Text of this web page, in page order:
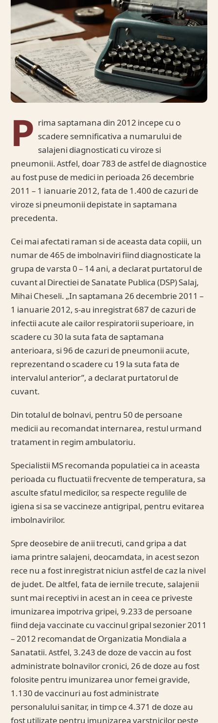
P rima saptamana din 2012 incepe cu o
scadere semnificativa a numarului de
salajeni diagnosticati cu viroze si
pneumonii. Astfel, doar 783 de astfel de diagnostice
au fost puse de medici in perioada 26 decembrie
2011 – 1 ianuarie 2012, fata de 1.400 de cazuri de
viroze si pneumonii depistate in saptamana
precedenta.
Cei mai afectati raman si de aceasta data copiii, un
numar de 465 de imbolnaviri fiind diagnosticate la
grupa de varsta 0 – 14 ani, a declarat purtatorul de
cuvant al Directiei de Sanatate Publica (DSP) Salaj,
Mihai Cheseli. „In saptamana 26 decembrie 2011 –
1 ianuarie 2012, s-au inregistrat 687 de cazuri de
infectii acute ale cailor respiratorii superioare, in
scadere cu 30 la suta fata de saptamana
anterioara, si 96 de cazuri de pneumonii acute,
reprezentand o scadere cu 19 la suta fata de
intervalul anterior”, a declarat purtatorul de
cuvant.
Din totalul de bolnavi, pentru 50 de persoane
medicii au recomandat internarea, restul urmand
tratament in regim ambulatoriu.
Specialistii MS recomanda populatiei ca in aceasta
perioada cu fluctuatii frecvente de temperatura, sa
asculte sfatul medicilor, sa respecte regulile de
igiena si sa se vaccineze antigripal, pentru evitarea
imbolnavirilor.
Spre deosebire de anii trecuti, cand gripa a dat
iama printre salajeni, deocamdata, in acest sezon
rece nu a fost inregistrat niciun astfel de caz la nivel
de judet. De altfel, fata de iernile trecute, salajenii
sunt mai receptivi in acest an in ceea ce priveste
imunizarea impotriva gripei, 9.233 de persoane
fiind deja vaccinate cu vaccinul gripal sezonier 2011
– 2012 recomandat de Organizatia Mondiala a
Sanatatii. Astfel, 3.243 de doze de vaccin au fost
administrate bolnavilor cronici, 26 de doze au fost
folosite pentru imunizarea unor femei gravide,
1.130 de vaccinuri au fost administrate
personalului sanitar, in timp ce 4.371 de doze au